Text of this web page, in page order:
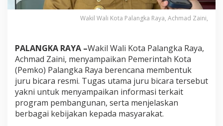
Wakil Wali Kota Palangka Raya, Achmad Zaini,
PALANGKA RAYA –Wakil Wali Kota Palangka Raya,
Achmad Zaini, menyampaikan Pemerintah Kota
(Pemko) Palangka Raya berencana membentuk
juru bicara resmi. Tugas utama juru bicara tersebut
yakni untuk menyampaikan informasi terkait
program pembangunan, serta menjelaskan
berbagai kebijakan kepada masyarakat.